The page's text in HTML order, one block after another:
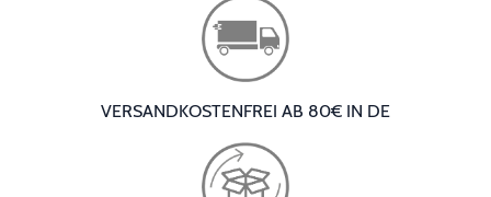
VERSANDKOSTENFREI AB 80€ IN DE